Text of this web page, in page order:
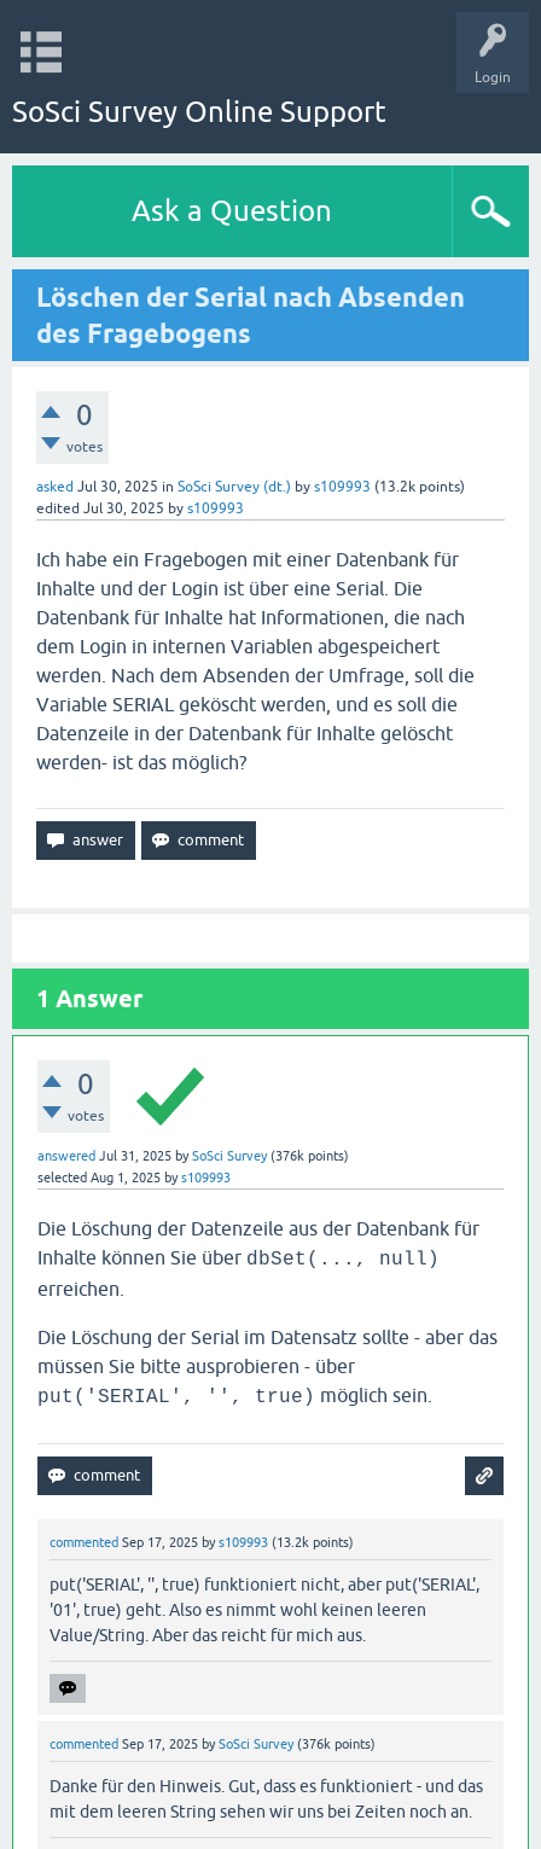
Login
SoSci Survey Online Support
Ask a Question
Löschen der Serial nach Absenden
des Fragebogens
0
votes
asked Jul 30, 2025 in SoSci Survey (dt.) by s109993 (13.2k points)
edited Jul 30, 2025 by s109993
Ich habe ein Fragebogen mit einer Datenbank für
Inhalte und der Login ist über eine Serial. Die
Datenbank für Inhalte hat Informationen, die nach
dem Login in internen Variablen abgespeichert
werden. Nach dem Absenden der Umfrage, soll die
Variable SERIAL geköscht werden, und es soll die
Datenzeile in der Datenbank für Inhalte gelöscht
werden- ist das möglich?
1 Answer
0
votes
answered Jul 31, 2025 bySoSci Survey (376k points)
selected Aug 1, 2025 bys109993
Die Löschung der Datenzeile aus der Datenbank für
Inhalte können Sie über dbSet(..., null)
erreichen.
Die Löschung der Serial im Datensatz sollte - aber das
müssen Sie bitte ausprobieren - über
put('SERIAL', '', true) möglich sein.
commented Sep 17, 2025 bys109993 (13.2k points)
put('SERIAL', '', true) funktioniert nicht, aber put('SERIAL',
'01', true) geht. Also es nimmt wohl keinen leeren
Value/String. Aber das reicht für mich aus.
commented Sep 17, 2025 bySoSci Survey (376k points)
Danke für den Hinweis. Gut, dass es funktioniert - und das
mit dem leeren String sehen wir uns bei Zeiten noch an.